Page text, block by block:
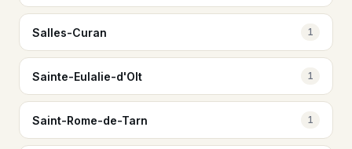
Salles-Curan 1
Sainte-Eulalie-d'Olt 1
Saint-Rome-de-Tarn 1